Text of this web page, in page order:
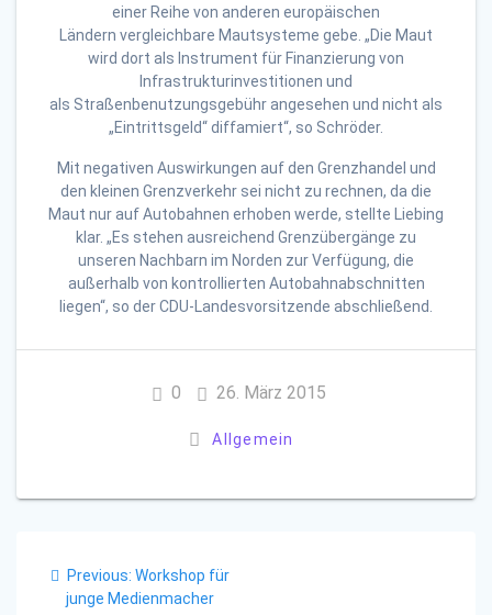
einer Reihe von anderen europäischen
Ländern vergleichbare Mautsysteme gebe. „Die Maut
wird dort als Instrument für Finanzierung von
Infrastrukturinvestitionen und
als Straßenbenutzungsgebühr angesehen und nicht als
„Eintrittsgeld“ diffamiert“, so Schröder.
Mit negativen Auswirkungen auf den Grenzhandel und
den kleinen Grenzverkehr sei nicht zu rechnen, da die
Maut nur auf Autobahnen erhoben werde, stellte Liebing
klar. „Es stehen ausreichend Grenzübergänge zu
unseren Nachbarn im Norden zur Verfügung, die
außerhalb von kontrollierten Autobahnabschnitten
liegen“, so der CDU-Landesvorsitzende abschließend.
0 26. März 2015
Allgemein
Previous: Previous
post:
Workshop für
junge Medienmacher